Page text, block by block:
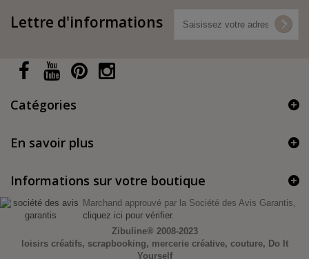
Lettre d'informations
Catégories
En savoir plus
Informations sur votre boutique
Marchand approuvé par la Société des Avis Garantis,
cliquez ici pour vérifier.
Zibuline® 2008-2023
loisirs créatifs, scrapbooking, mercerie créative, couture, Do It
Yourself